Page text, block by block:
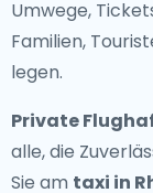
Umwege,
Familien,
legen.
Private
alle, die
Sie am taxi in